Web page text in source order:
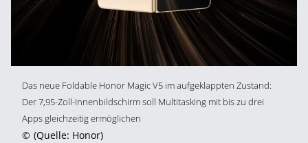
Das neue Foldable Honor Magic V5 im aufgeklappten Zustand:
Der 7,95-Zoll-Innenbildschirm soll Multitasking mit bis zu drei
Apps gleichzeitig ermöglichen
© (Quelle: Honor)